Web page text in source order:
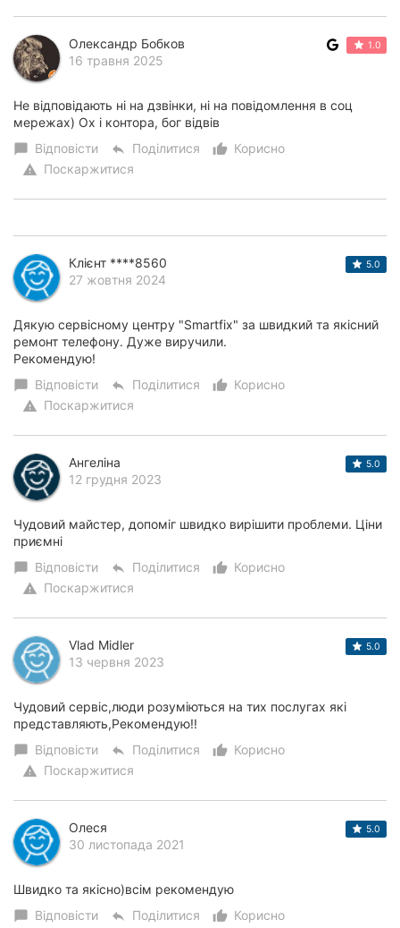
Олександр Бобков
16 травня 2025
1.0
Не відповідають ні на дзвінки, ні на повідомлення в соц
мережах) Ох і контора, бог відвів
chat_bubble Відповісти reply Поділитися thumb_up_alt
Корисно
warning Поскаржитися
Клієнт ****8560
27 жовтня 2024
5.0
Дякую сервісному центру "Smartfix" за швидкий та якісний
ремонт телефону. Дуже виручили.
Рекомендую!
chat_bubble Відповісти reply Поділитися thumb_up_alt
Корисно
warning Поскаржитися
Ангеліна
12 грудня 2023
5.0
Чудовий майстер, допоміг швидко вирішити проблеми. Ціни
приємні
chat_bubble Відповісти reply Поділитися thumb_up_alt
Корисно
warning Поскаржитися
Vlad Midler
13 червня 2023
5.0
Чудовий сервіс,люди розуміються на тих послугах які
представляють,Рекомендую!!
chat_bubble Відповісти reply Поділитися thumb_up_alt
Корисно
warning Поскаржитися
Олеся
30 листопада 2021
5.0
Швидко та якісно)всім рекомендую
chat_bubble Відповісти reply Поділитися thumb_up_alt
Корисно